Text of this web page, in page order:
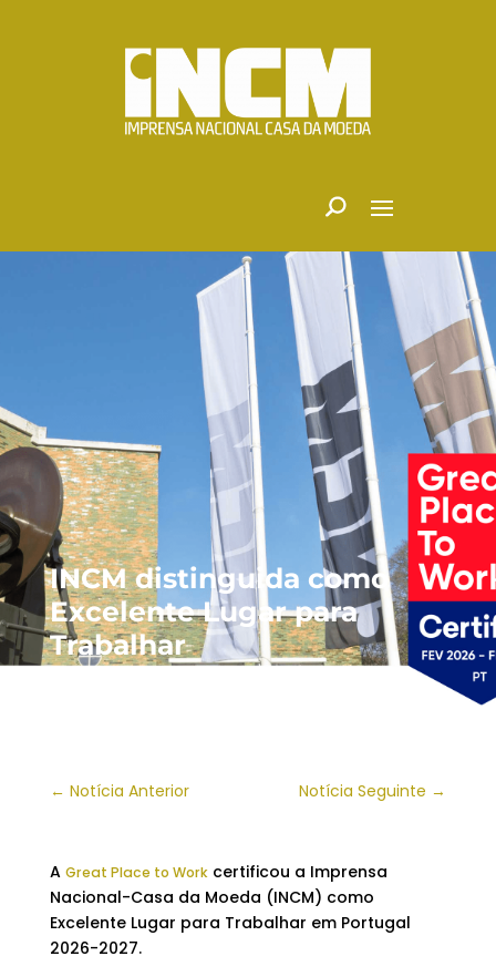
INCM distinguida como
Excelente Lugar para
Trabalhar
← Notícia Anterior Notícia Seguinte →
A Great Place to Workcertificou a Imprensa
Nacional-Casa da Moeda (INCM) como
Excelente Lugar para Trabalhar em Portugal
2026-2027.